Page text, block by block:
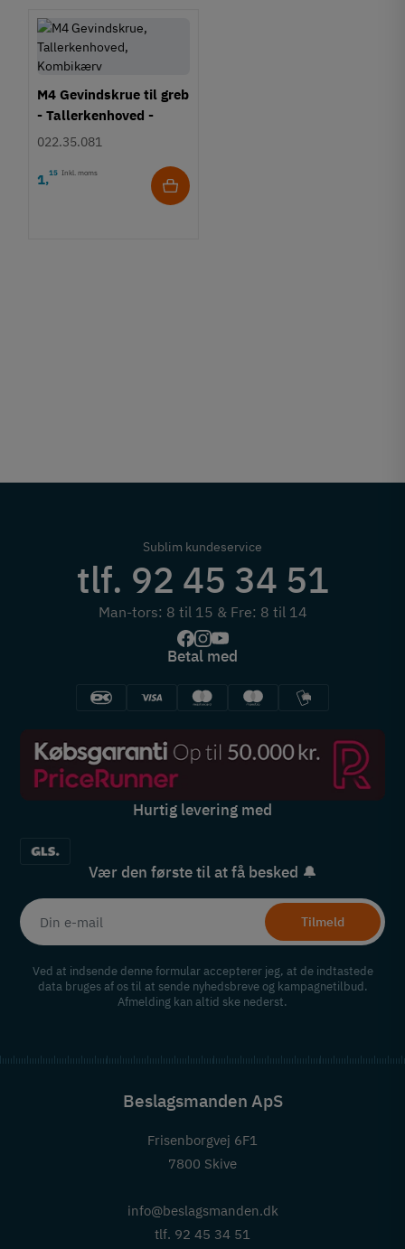
M4 Gevindskrue til greb
- Tallerkenhoved -
Krydskærv
022.35.081
1,15 Inkl. moms
Sublim kundeservice
tlf. 92 45 34 51
Man-tors: 8 til 15 & Fre: 8 til 14
Betal med
Hurtig levering med
Vær den første til at få besked 🔔
Tilmeld
Ved at indsende denne formular accepterer jeg, at de indtastede
data bruges af os til at sende nyhedsbreve og kampagnetilbud.
Afmelding kan altid ske nederst.
Beslagsmanden ApS
Frisenborgvej 6F1
7800 Skive
info@beslagsmanden.dk
tlf. 92 45 34 51